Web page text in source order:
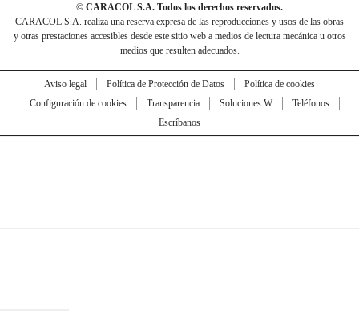
© CARACOL S.A. Todos los derechos reservados.
CARACOL S.A. realiza una reserva expresa de las reproducciones y usos de las obras
y otras prestaciones accesibles desde este sitio web a medios de lectura mecánica u otros
medios que resulten adecuados.
Aviso legal Política de Protección de Datos
Política de cookies
Configuración de cookies
Transparencia Soluciones W
Teléfonos
Escríbanos